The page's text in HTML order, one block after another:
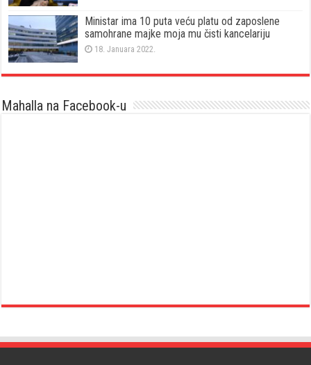
Ministar ima 10 puta veću platu od zaposlene
samohrane majke moja mu čisti kancelariju
18. Januara 2022.
Mahalla na Facebook-u